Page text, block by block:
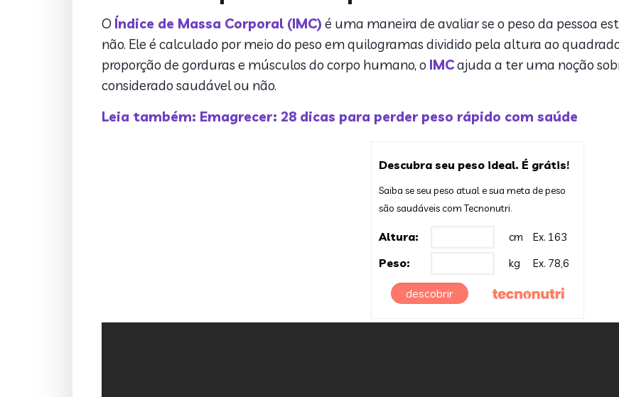
O Índice de Massa Corporal (IMC) é uma maneira de avaliar se o peso da pessoa
não. Ele é calculado por meio do peso em quilogramas dividido pela altura ao
proporção de gorduras e músculos do corpo humano, o IMCajuda a ter uma noção
considerado saudável ou não.
Leia também: Emagrecer: 28 dicas para perder peso rápido com saúde
Descubra seu peso ideal. É grátis!
Saiba se seu peso atual e sua meta de peso
são saudáveis com Tecnonutri.
Altura: cm Ex. 163
Peso: kg Ex. 78,6
descobrir